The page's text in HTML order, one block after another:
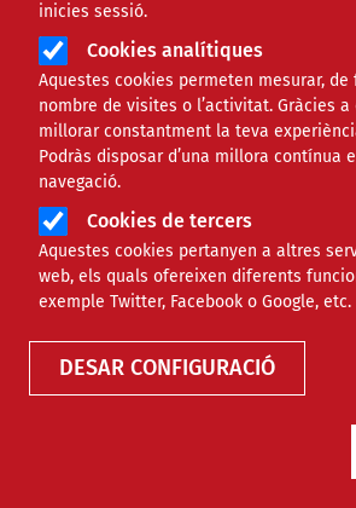
inicies sessió.
Cookies analítiques
Aquestes cookies permeten mesurar,
nombre de visites o l’activitat. Gràcies
millorar constantment la teva
Podràs disposar d’una millora contínua
navegació.
Cookies de tercers
Aquestes cookies pertanyen a altres
web, els quals ofereixen diferents
exemple Twitter, Facebook o Google, etc.
DESAR CONFIGURACIÓ